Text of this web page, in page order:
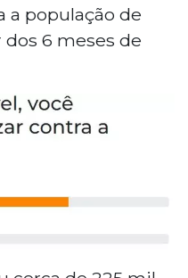
a população de
dos 6 meses de